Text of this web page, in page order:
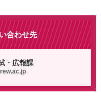
合わせ先
・広報課